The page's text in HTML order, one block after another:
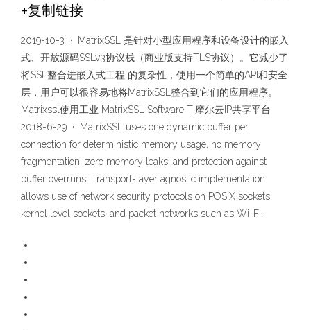
+复制链接
2019-10-3 · MatrixSSL 是针对小型应用程序和设备设计的嵌入
式、开放源码SSLv3协议栈（商业版支持TLS协议）。它减少了
将SSL整合进嵌入式工程 的复杂性，使用一个简单的API和安全
层，用户可以很容易地将MatrixSSL整合到它们的应用程序。
Matrixssl使用工业 MatrixSSL Software T|摩尔云IP共享平台
2018-6-29 · MatrixSSL uses one dynamic buffer per
connection for deterministic memory usage, no memory
fragmentation, zero memory leaks, and protection against
buffer overruns. Transport-layer agnostic implementation
allows use of network security protocols on POSIX sockets,
kernel level sockets, and packet networks such as Wi-Fi.